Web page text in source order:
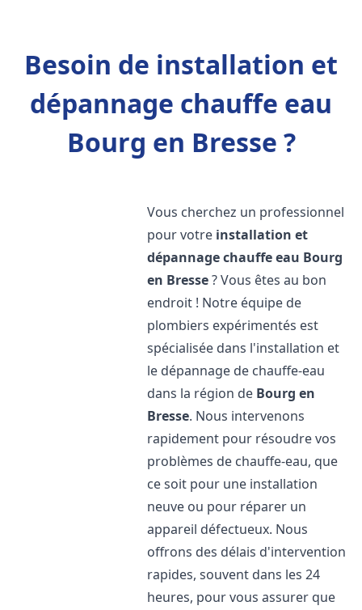
Besoin de installation et
dépannage chauffe eau
Bourg en Bresse ?
Vous cherchez un professionnel
pour votre installation et
dépannage chauffe eau Bourg
en Bresse? Vous êtes au bon
endroit ! Notre équipe de
plombiers expérimentés est
spécialisée dans l'installation et
le dépannage de chauffe-eau
dans la région de Bourg en
Bresse. Nous intervenons
rapidement pour résoudre vos
problèmes de chauffe-eau, que
ce soit pour une installation
neuve ou pour réparer un
appareil défectueux. Nous
offrons des délais d'intervention
rapides, souvent dans les 24
heures, pour vous assurer que